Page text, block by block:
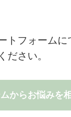
トフォームに
ださい。
からお悩みを